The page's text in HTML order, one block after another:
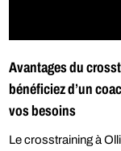
Avantages du
bénéficiez d’un
vos besoins
Le crosstraining à